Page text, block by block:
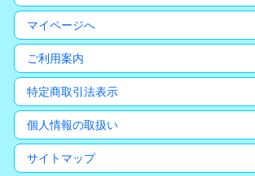
マイページへ
ご利用案内
特定商取引法表示
個人情報の取扱い
サイトマップ